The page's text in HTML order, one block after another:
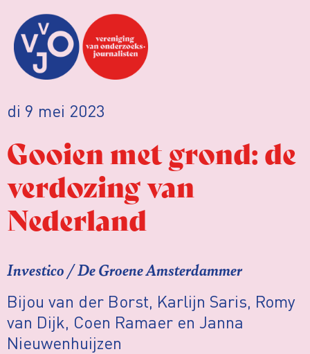
di 9 mei 2023
Gooien met grond: de
verdozing van
Nederland
Investico / De Groene Amsterdammer
Bijou van der Borst, Karlijn Saris, Romy
van Dijk, Coen Ramaer en Janna
Nieuwenhuijzen